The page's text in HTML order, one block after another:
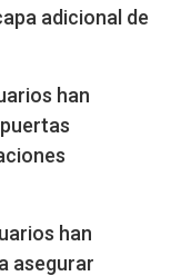
adicional de
han
han
asegurar